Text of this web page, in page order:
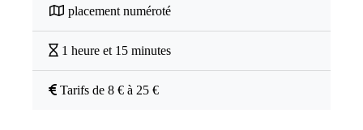
placement numéroté
1 heure et 15 minutes
Tarifs de 8 € à 25 €